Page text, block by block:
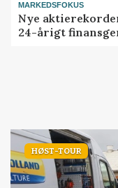
MARKEDSFOKUS
Nye
24-årigt
HØST-TOUR